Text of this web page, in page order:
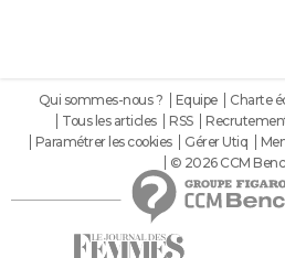
Qui sommes-nous ? Equipe Charte
Tous les articles
RSS
Paramétrer les cookies
Gérer Utiq
© 2026 CCM